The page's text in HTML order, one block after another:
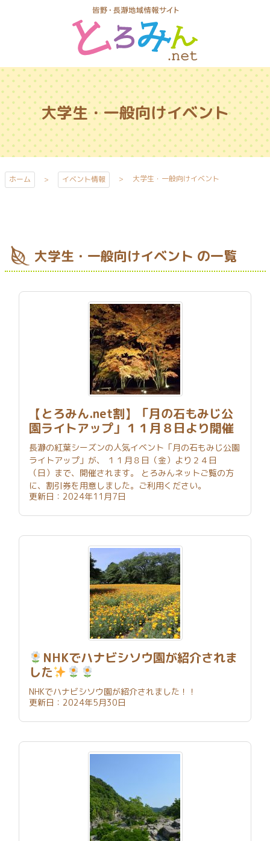
ツ
本
文
へ
ス
キ
ッ
とろみんネッ
ト
大学生・一般向けイベント
ホーム イベント情報 大学生・一般向けイベント
大学生・一般向けイベント の一覧
【とろみん.net割】「月の石もみじ公
園ライトアップ」１１月８日より開催
長瀞の紅葉シーズンの人気イベント「月の石もみじ公園
ライトアップ」が、 １１月８日（金）より２４日
（日）まで、開催されます。 とろみんネットご覧の方
に、割引券を用意しました。ご利用ください。
更新日：2024年11月7日
NHKでハナビシソウ園が紹介されま
した
NHKでハナビシソウ園が紹介されました！！
更新日：2024年5月30日